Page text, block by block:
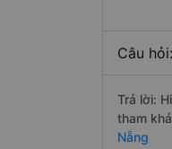
Câu
Trả lời:
tham
Nẵng